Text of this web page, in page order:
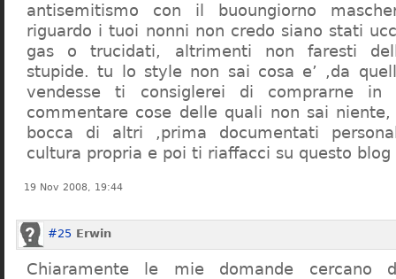
antisemitismo con il buoungiorno
riguardo i tuoi nonni non credo siano stati
gas o trucidati, altrimenti non faresti
stupide. tu lo style non sai cosa e’ ,da
vendesse ti consiglerei di comprarne in
commentare cose delle quali non sai
bocca di altri ,prima documentati
cultura propria e poi ti riaffacci su questo blog
19 Nov 2008, 19:44
#25 Erwin
Chiaramente le mie domande cercano